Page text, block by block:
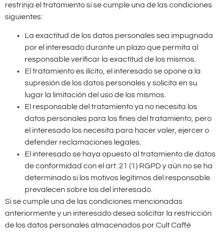
restrinja el tratamiento si se cumple una de las condiciones
siguientes:
La exactitud de los datos personales sea impugnada
por el interesado durante un plazo que permita al
responsable verificar la exactitud de los mismos.
El tratamiento es ilícito, el interesado se opone a la
supresión de los datos personales y solicita en su
lugar la limitación del uso de los mismos.
El responsable del tratamiento ya no necesita los
datos personales para los fines del tratamiento, pero
el interesado los necesita para hacer valer, ejercer o
defender reclamaciones legales.
El interesado se haya opuesto al tratamiento de datos
de conformidad con el art. 21 (1) RGPD y aún no se ha
determinado si los motivos legítimos del responsable
prevalecen sobre los del interesado.
Si se cumple una de las condiciones mencionadas
anteriormente y un interesado desea solicitar la restricción
de los datos personales almacenados por Cult Caffè